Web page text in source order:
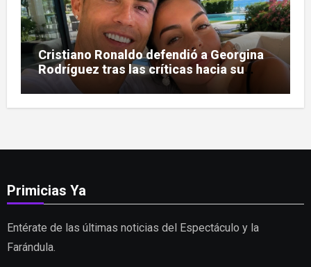
Cristiano Ronaldo defendió a Georgina
Rodríguez tras las críticas hacia su
figura
Primicias Ya
Entérate de las últimas noticias del Espectáculo y la
Farándula.